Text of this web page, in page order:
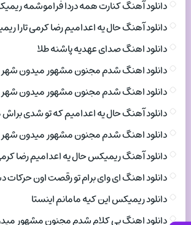
دانلود آهنگ کنارت همه دردا فراموشمه
دانلود آهنگ حال یه اعدامیم رضا کرمی تارا
دانلود اهنگ صدای عهدیه پاشنه طلا
دانلود اهنگ شدم مجنون مشهور میدون
دانلود اهنگ شدم مجنون مشهور میدون شهر
دانلود آهنگ حال یه اعدامیم که تو شدی
دانلود اهنگ شدم مجنون مشهور میدون
دانلود آهنگ ریمیکس حال یه اعدامیم رضا
دانلود اهنگ ای وای برام تو رقصت اون
دانلود ریمیکس این کیه مامانم اینستا
دانلود اهنگ بی کلام شدم مجنون مشهور